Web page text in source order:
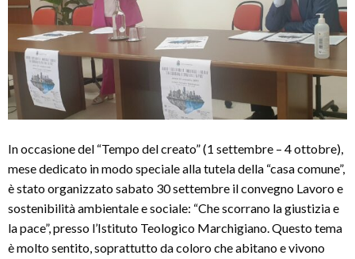
In occasione del “Tempo del creato” (1 settembre – 4 ottobre),
mese dedicato in modo speciale alla tutela della “casa comune”,
è stato organizzato sabato 30 settembre il convegno Lavoro e
sostenibilità ambientale e sociale: “Che scorrano la giustizia e
la pace”, presso l’Istituto Teologico Marchigiano. Questo tema
è molto sentito, soprattutto da coloro che abitano e vivono